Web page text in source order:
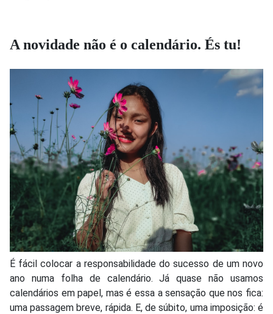
A novidade não é o calendário. És tu!
É fácil colocar a responsabilidade do sucesso de um novo
ano numa folha de calendário. Já quase não usamos
calendários em papel, mas é essa a sensação que nos fica:
uma passagem breve, rápida. E, de súbito, uma imposição: é